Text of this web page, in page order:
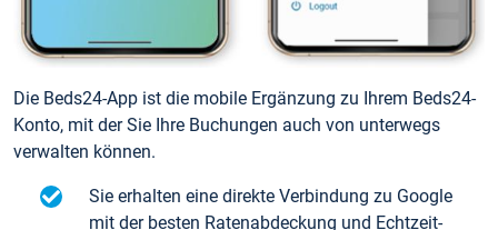
Die Beds24-App ist die mobile Ergänzung zu Ihrem Beds24-
Konto, mit der Sie Ihre Buchungen auch von unterwegs
verwalten können.
Sie erhalten eine direkte Verbindung zu Google
mit der besten Ratenabdeckung und Echtzeit-